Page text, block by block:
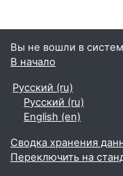
Вы не вошли в
В начало
Русский ‎(ru)‎
Русский ‎(ru)‎
English ‎(en)‎
Сводка хранения
Переключить на